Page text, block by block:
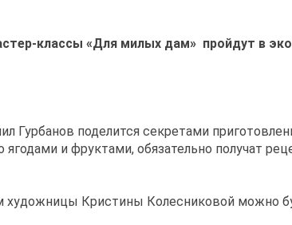
классы «Для милых дам» пройдут в
Гурбанов поделится секретами
и фруктами, обязательно получат
художницы Кристины Колесниковой можно